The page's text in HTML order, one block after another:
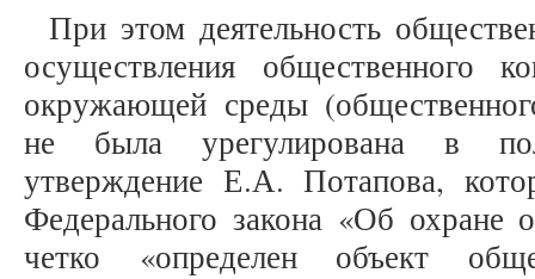
При этом деятельность
осуществления общественного
окружающей среды
не была урегулирована в
утверждение Е.А. Потапова,
Федерального закона «Об
четко «определен объект